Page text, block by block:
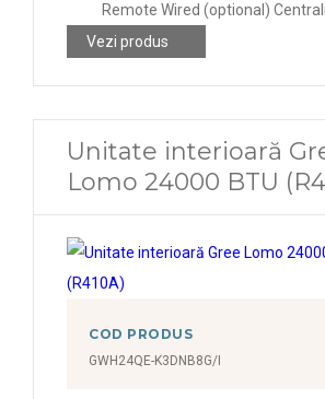
Remote Wired (optional)
Vezi produs
Unitate interioară
Lomo 24000 BTU
COD PRODUS
GWH24QE-K3DNB8G/I